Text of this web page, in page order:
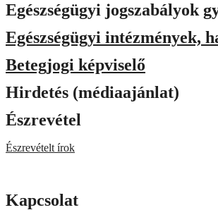
Egészségügyi jogszabályok
Egészségügyi intézmények,
Betegjogi képviselő
Hirdetés (médiaajánlat)
Észrevétel
Észrevételt írok
Kapcsolat